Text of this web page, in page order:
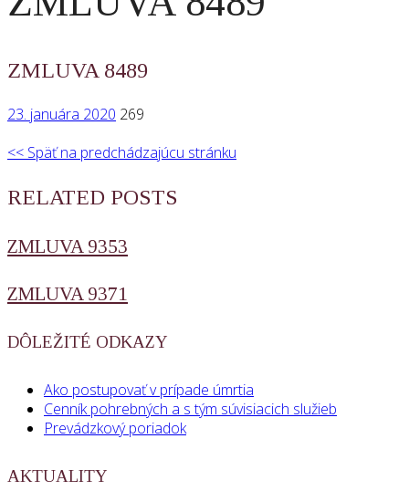
ZMLUVA 8489
23. januára 2020 269
<< Späť na predchádzajúcu stránku
RELATED POSTS
ZMLUVA 9353
ZMLUVA 9371
DÔLEŽITÉ ODKAZY
Ako postupovať v prípade úmrtia
Cenník pohrebných a s tým súvisiacich služieb
Prevádzkový poriadok
AKTUALITY